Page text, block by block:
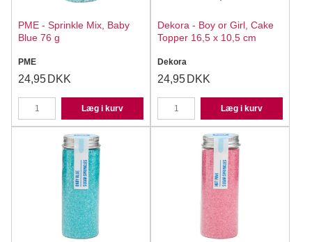
PME - Sprinkle Mix, Baby
Blue 76 g
PME
24,95 DKK
Læg i kurv
Dekora - Boy or Girl, Cake
Topper 16,5 x 10,5 cm
Dekora
24,95 DKK
Læg i kurv